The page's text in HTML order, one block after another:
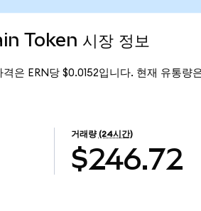
Token 시장 정보
은 ERN당 $0.0152입니다. 현재 유통
거래량 (24시간)
$246.72